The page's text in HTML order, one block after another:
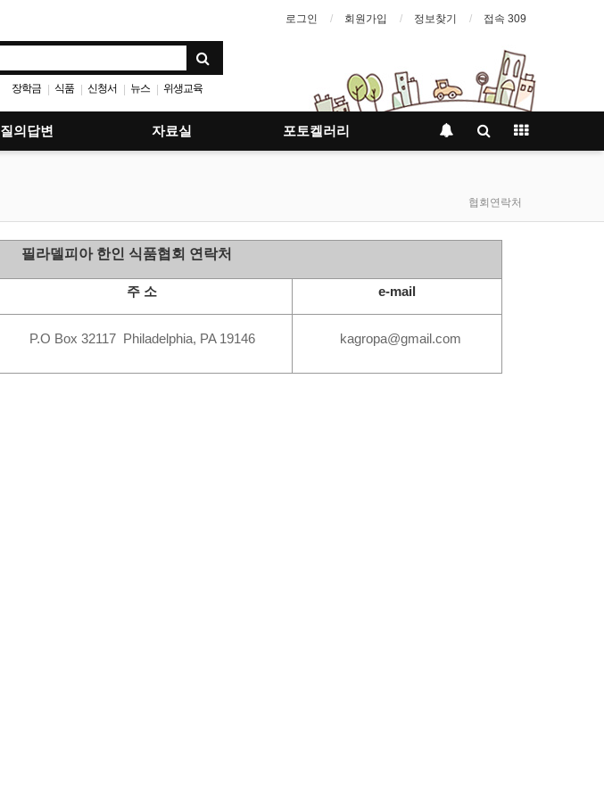
로그인 회원가입 정보찾기 접속 309
장학금 | 식품 | 신청서 | 뉴스 | 위생교육
질의답변 자료실 포토켈러리
협회연락처
필라델피아 한인 식품협회 연락처
주 소 e-mail
P.O Box 32117 Philadelphia, PA 19146 kagropa@gmail.com